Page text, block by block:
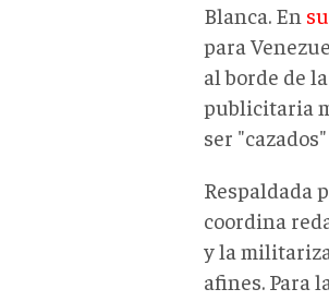
Blanca. En
para
al borde de
publicitaria
ser
Respaldada
coordina
y la
afines. Para